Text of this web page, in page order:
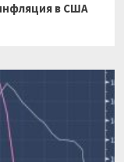
в США